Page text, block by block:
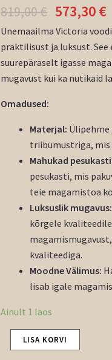
819,00€ 573,30€
Unemaailma Victoria
praktilisust ja luksust.
suurepäraselt igasse
mugavust kui ka nutikaid
Omadused:
Materjal: Ülipehme
triibumustriga, mis
Mahukad
pesukasti, mis
teie magamistoa
Luksuslik mugavus:
kõrgele
kvaliteediga.
Moodne Välimus:
lisab igale
Ainult 1 laos
LISA KORVI